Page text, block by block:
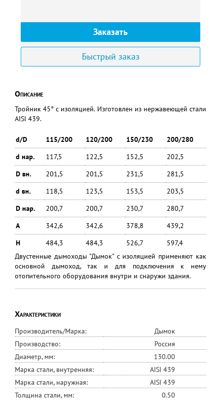
Заказать
Быстрый заказ
Описание
Тройник 45° с изоляцией. Изготовлен из нержавеющей стали
AISI 439.
d/D 115/200 120/200 150/230
200/280
d нар.
117,5 122,5 152,5
202,5
D вн.
201,5 201,5 231,5
281,5
d вн.
118,5 123,5 153,5
203,5
D нар.
200,7 200,7 230,7
280,7
A
342,6 342,6 378,8
439,2
H
484,3 484,3 526,7
597,4
Двустенные дымоходы "Дымок" с изоляцией применяют как
основной дымоход, так и для подключения к нему
отопительного оборудования внутри и снаружи здания.
Характеристики
Производитель/Марка:
Дымок
Производство:
Россия
Диаметр, мм:
130.00
Марка стали, внутренняя:
AISI 439
Марка стали, наружная:
AISI 439
Толщина стали, мм:
0.50